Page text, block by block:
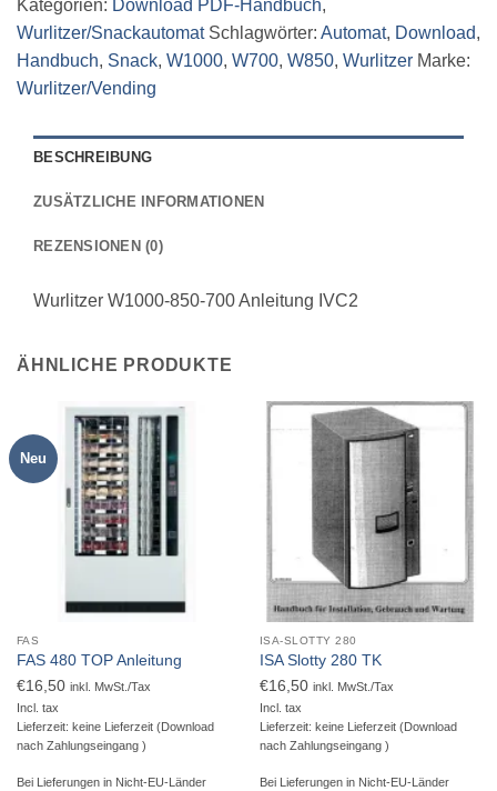
Kategorien: Download PDF-Handbuch,
Wurlitzer/Snackautomat Schlagwörter: Automat, Download,
Handbuch, Snack, W1000, W700, W850, Wurlitzer Marke:
Wurlitzer/Vending
BESCHREIBUNG
ZUSÄTZLICHE INFORMATIONEN
REZENSIONEN (0)
Wurlitzer W1000-850-700 Anleitung IVC2
ÄHNLICHE PRODUKTE
Neu
FAS
FAS 480 TOP Anleitung
€16,50 inkl. MwSt./Tax
Incl. tax
Lieferzeit: keine Lieferzeit (Download
nach Zahlungseingang )
Bei Lieferungen in Nicht-EU-Länder
ISA-SLOTTY 280
ISA Slotty 280 TK
€16,50 inkl. MwSt./Tax
Incl. tax
Lieferzeit: keine Lieferzeit (Download
nach Zahlungseingang )
Bei Lieferungen in Nicht-EU-Länder